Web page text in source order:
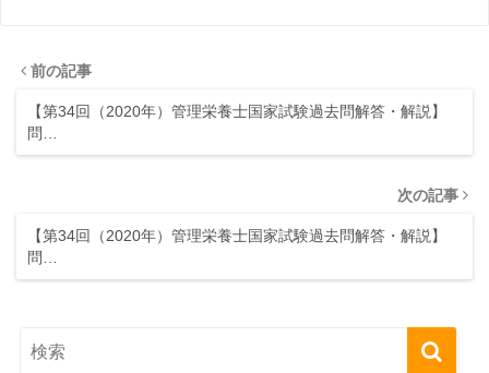
前の記事
【第34回（2020年）管理栄養士国家試験過去問解答・解説】
問…
次の記事
【第34回（2020年）管理栄養士国家試験過去問解答・解説】
問…